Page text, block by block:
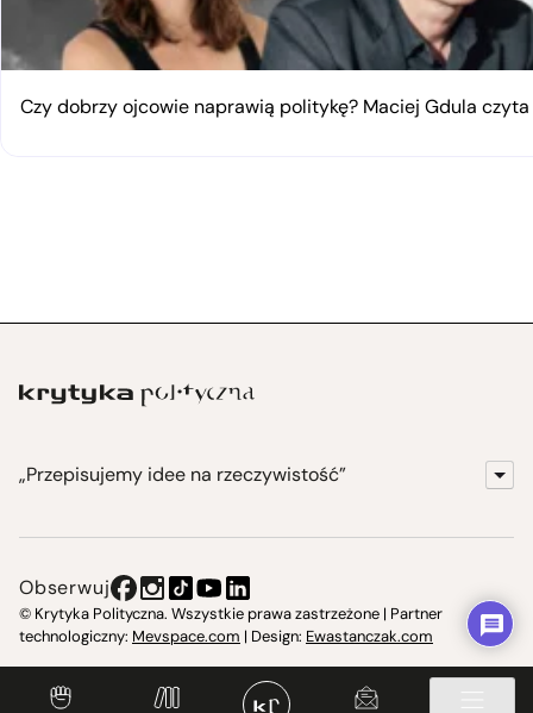
Czy dobrzy ojcowie naprawią politykę? Maciej Gdula czyta
„Przepisujemy idee na rzeczywistość”
Instytut Krytyki Politycznej
Świetlica w Cieszynie
Obserwuj
© Krytyka Polityczna. Wszystkie prawa zastrzeżone | Partner
technologiczny: Mevspace.com | Design: Ewastanczak.com